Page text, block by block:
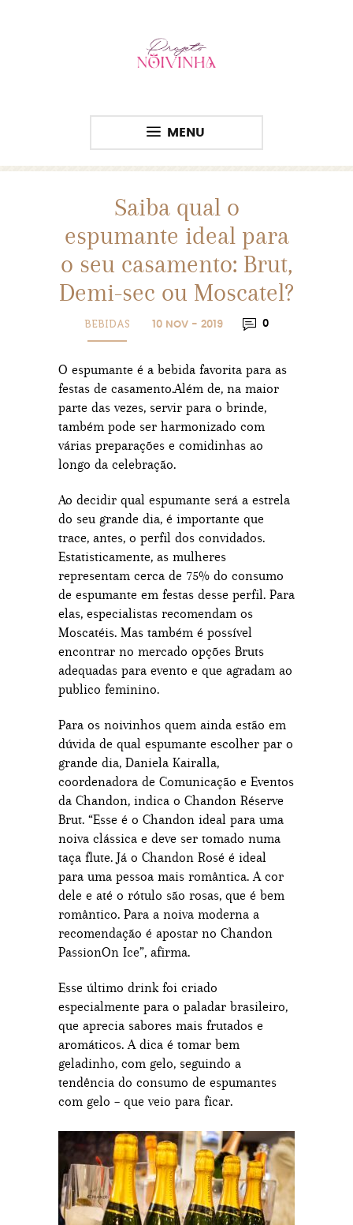
MENU
Saiba qual o
espumante ideal para
o seu casamento: Brut,
Demi-sec ou Moscatel?
BEBIDAS 10 NOV - 2019 0
O espumante é a bebida favorita para as
festas de casamento.Além de, na maior
parte das vezes, servir para o brinde,
também pode ser harmonizado com
várias preparações e comidinhas ao
longo da celebração.
Ao decidir qual espumante será a estrela
do seu grande dia, é importante que
trace, antes, o perfil dos convidados.
Estatisticamente, as mulheres
representam cerca de 75% do consumo
de espumante em festas desse perfil. Para
elas, especialistas recomendam os
Moscatéis. Mas também é possível
encontrar no mercado opções Bruts
adequadas para evento e que agradam ao
publico feminino.
Para os noivinhos quem ainda estão em
dúvida de qual espumante escolher par o
grande dia, Daniela Kairalla,
coordenadora de Comunicação e Eventos
da Chandon, indica o Chandon Réserve
Brut. “Esse é o Chandon ideal para uma
noiva clássica e deve ser tomado numa
taça flute. Já o Chandon Rosé é ideal
para uma pessoa mais romântica. A cor
dele e até o rótulo são rosas, que é bem
romântico. Para a noiva moderna a
recomendação é apostar no Chandon
PassionOn Ice”, afirma.
Esse último drink foi criado
especialmente para o paladar brasileiro,
que aprecia sabores mais frutados e
aromáticos. A dica é tomar bem
geladinho, com gelo, seguindo a
tendência do consumo de espumantes
com gelo – que veio para ficar.